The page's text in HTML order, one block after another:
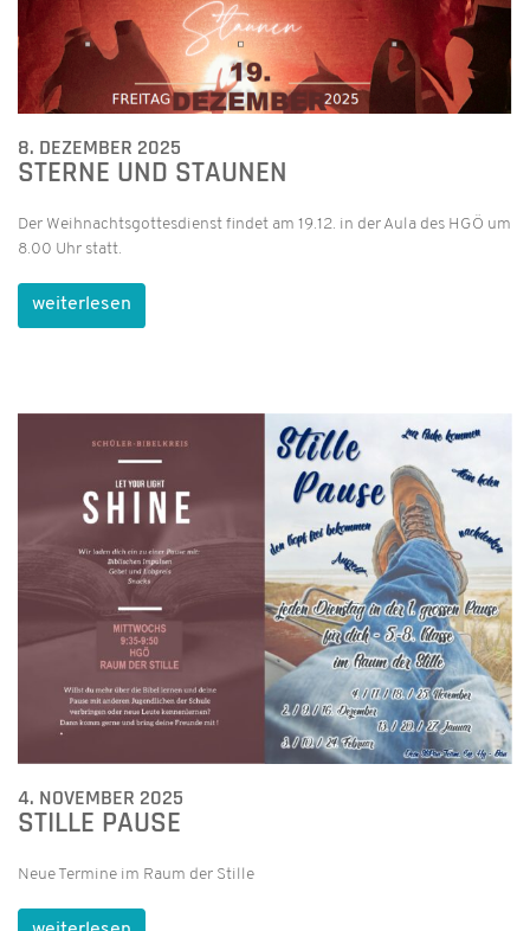
8. DEZEMBER 2025
STERNE UND STAUNEN
Der Weihnachtsgottesdienst findet am 19.12. in der Aula des HGÖ um
8.00 Uhr statt.
weiterlesen
4. NOVEMBER 2025
STILLE PAUSE
Neue Termine im Raum der Stille